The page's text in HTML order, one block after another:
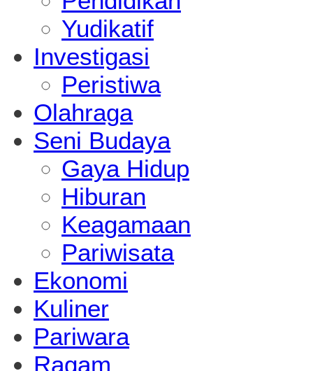
Yudikatif
Investigasi
Peristiwa
Olahraga
Seni Budaya
Gaya Hidup
Hiburan
Keagamaan
Pariwisata
Ekonomi
Kuliner
Pariwara
Ragam